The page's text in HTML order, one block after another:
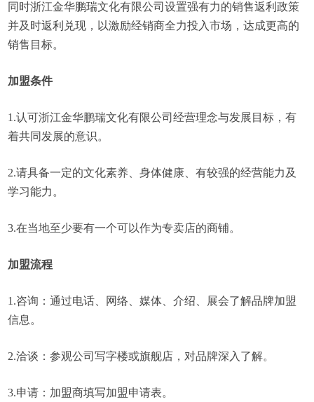
同时浙江金华鹏瑞文化有限公司设置强有力的销售返利政策
并及时返利兑现，以激励经销商全力投入市场，达成更高的
销售目标。
加盟条件
1.认可浙江金华鹏瑞文化有限公司经营理念与发展目标，有
着共同发展的意识。
2.请具备一定的文化素养、身体健康、有较强的经营能力及
学习能力。
3.在当地至少要有一个可以作为专卖店的商铺。
加盟流程
1.咨询：通过电话、网络、媒体、介绍、展会了解品牌加盟
信息。
2.洽谈：参观公司写字楼或旗舰店，对品牌深入了解。
3.申请：加盟商填写加盟申请表。